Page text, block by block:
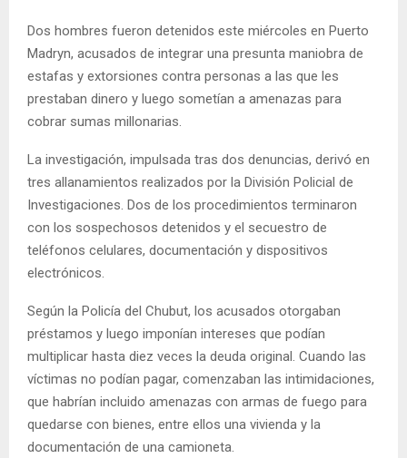
Dos hombres fueron detenidos este miércoles en Puerto
Madryn, acusados de integrar una presunta maniobra de
estafas y extorsiones contra personas a las que les
prestaban dinero y luego sometían a amenazas para
cobrar sumas millonarias.
La investigación, impulsada tras dos denuncias, derivó en
tres allanamientos realizados por la División Policial de
Investigaciones. Dos de los procedimientos terminaron
con los sospechosos detenidos y el secuestro de
teléfonos celulares, documentación y dispositivos
electrónicos.
Según la Policía del Chubut, los acusados otorgaban
préstamos y luego imponían intereses que podían
multiplicar hasta diez veces la deuda original. Cuando las
víctimas no podían pagar, comenzaban las intimidaciones,
que habrían incluido amenazas con armas de fuego para
quedarse con bienes, entre ellos una vivienda y la
documentación de una camioneta.